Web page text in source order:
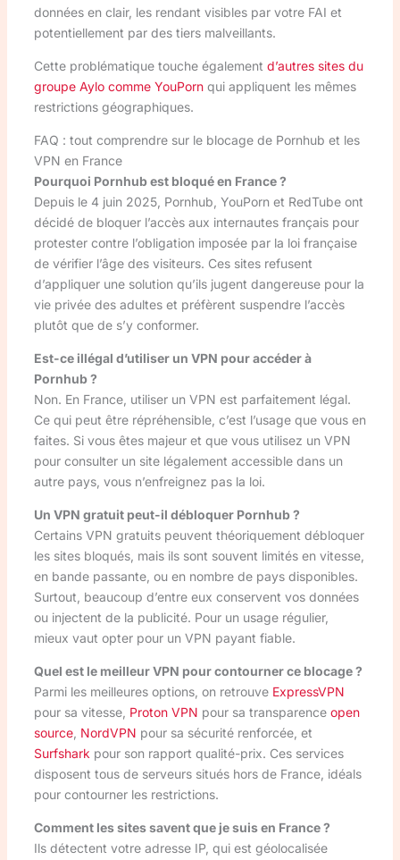
données en clair, les rendant visibles par votre FAI et
potentiellement par des tiers malveillants.
Cette problématique touche également d’autres sites du
groupe Aylo comme YouPornqui appliquent les mêmes
restrictions géographiques.
FAQ : tout comprendre sur le blocage de Pornhub et les
VPN en France
Pourquoi Pornhub est bloqué en France ?
Depuis le 4 juin 2025, Pornhub, YouPorn et RedTube ont
décidé de bloquer l’accès aux internautes français pour
protester contre l’obligation imposée par la loi française
de vérifier l’âge des visiteurs. Ces sites refusent
d’appliquer une solution qu’ils jugent dangereuse pour la
vie privée des adultes et préfèrent suspendre l’accès
plutôt que de s’y conformer.
Est-ce illégal d’utiliser un VPN pour accéder à
Pornhub ?
Non. En France, utiliser un VPN est parfaitement légal.
Ce qui peut être répréhensible, c’est l’usage que vous en
faites. Si vous êtes majeur et que vous utilisez un VPN
pour consulter un site légalement accessible dans un
autre pays, vous n’enfreignez pas la loi.
Un VPN gratuit peut-il débloquer Pornhub ?
Certains VPN gratuits peuvent théoriquement débloquer
les sites bloqués, mais ils sont souvent limités en vitesse,
en bande passante, ou en nombre de pays disponibles.
Surtout, beaucoup d’entre eux conservent vos données
ou injectent de la publicité. Pour un usage régulier,
mieux vaut opter pour un VPN payant fiable.
Quel est le meilleur VPN pour contourner ce blocage ?
Parmi les meilleures options, on retrouve ExpressVPN
pour sa vitesse, Proton VPN pour sa transparence open
source, NordVPN pour sa sécurité renforcée, et
Surfshark pour son rapport qualité-prix. Ces services
disposent tous de serveurs situés hors de France, idéals
pour contourner les restrictions.
Comment les sites savent que je suis en France ?
Ils détectent votre adresse IP, qui est géolocalisée